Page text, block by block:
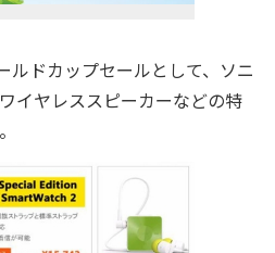
ルドカップセールとして、ソニ
イヤレススピーカーなどの特